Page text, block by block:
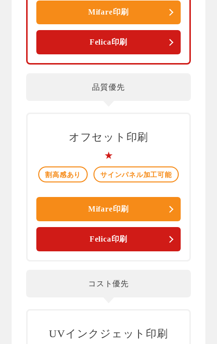
Mifare印刷
Felica印刷
品質優先
オフセット印刷
★
割高感あり サインパネル加工可能
Mifare印刷
Felica印刷
コスト優先
UVインクジェット印刷